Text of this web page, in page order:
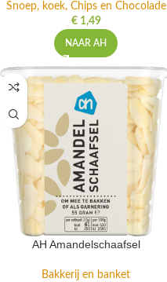
Snoep, koek, Chips en Chocolade
€1,49
NAAR AH
AH Amandelschaafsel
Bakkerij en banket